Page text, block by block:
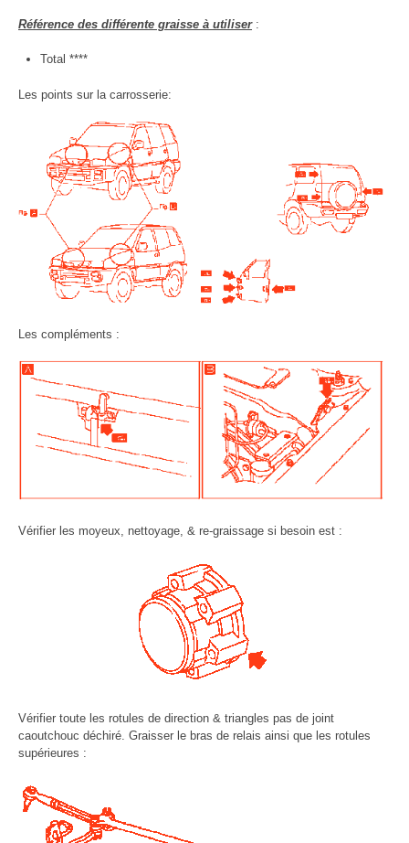
Référence des différente graisse à utiliser:
Total ****
Les points sur la carrosserie:
Les compléments :
Vérifier les moyeux, nettoyage, & re-graissage si besoin est :
Vérifier toute les rotules de direction & triangles pas de joint
caoutchouc déchiré. Graisser le bras de relais ainsi que les rotules
supérieures :